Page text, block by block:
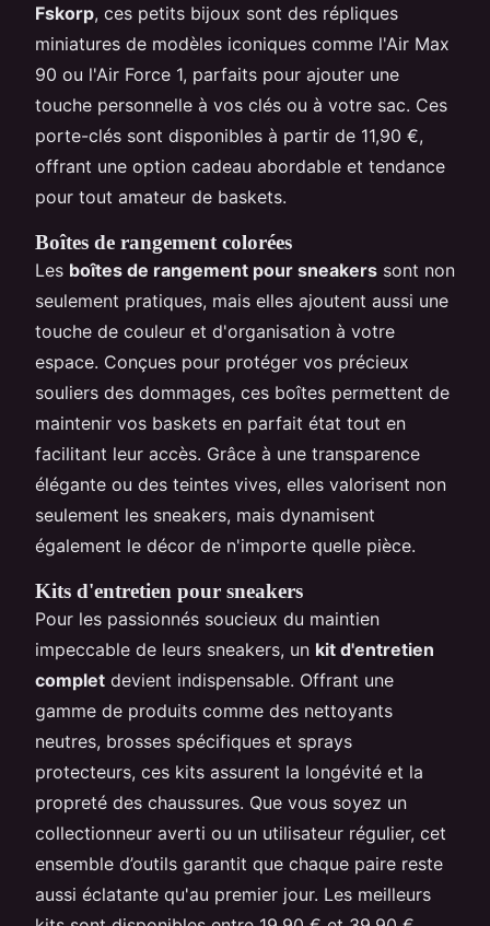
Fskorp, ces petits bijoux sont des répliques
miniatures de modèles iconiques comme l'Air Max
90 ou l'Air Force 1, parfaits pour ajouter une
touche personnelle à vos clés ou à votre sac. Ces
porte-clés sont disponibles à partir de 11,90 €,
offrant une option cadeau abordable et tendance
pour tout amateur de baskets.
Boîtes de rangement colorées
Les boîtes de rangement pour sneakers sont non
seulement pratiques, mais elles ajoutent aussi une
touche de couleur et d'organisation à votre
espace. Conçues pour protéger vos précieux
souliers des dommages, ces boîtes permettent de
maintenir vos baskets en parfait état tout en
facilitant leur accès. Grâce à une transparence
élégante ou des teintes vives, elles valorisent non
seulement les sneakers, mais dynamisent
également le décor de n'importe quelle pièce.
Kits d'entretien pour sneakers
Pour les passionnés soucieux du maintien
impeccable de leurs sneakers, un kit d'entretien
complet devient indispensable. Offrant une
gamme de produits comme des nettoyants
neutres, brosses spécifiques et sprays
protecteurs, ces kits assurent la longévité et la
propreté des chaussures. Que vous soyez un
collectionneur averti ou un utilisateur régulier, cet
ensemble d’outils garantit que chaque paire reste
aussi éclatante qu'au premier jour. Les meilleurs